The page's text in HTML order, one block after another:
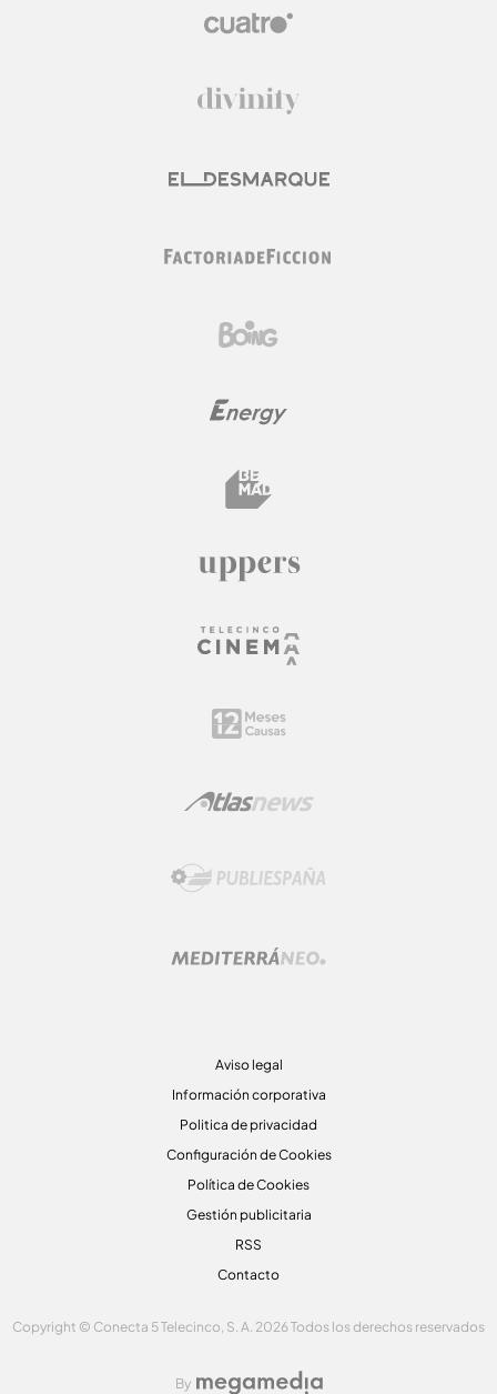
Aviso legal
Información corporativa
Politica de privacidad
Configuración de Cookies
Política de Cookies
Gestión publicitaria
RSS
Contacto
Copyright © Conecta 5 Telecinco, S. A. 2026 Todos los derechos reservados
By